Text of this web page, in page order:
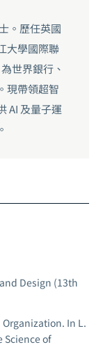
。歷任英國
大學國際聯
世界銀行、
現帶領超智
AI 及量子運
Design (13th
In L.
Science of